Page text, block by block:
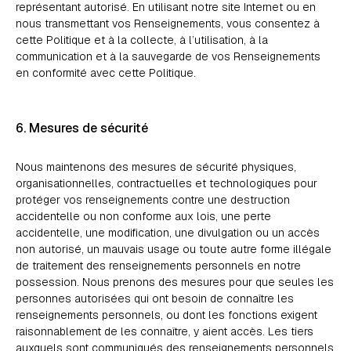
représentant autorisé. En utilisant notre site Internet ou en
nous transmettant vos Renseignements, vous consentez à
cette Politique et à la collecte, à l’utilisation, à la
communication et à la sauvegarde de vos Renseignements
en conformité avec cette Politique.
6. Mesures de sécurité
Nous maintenons des mesures de sécurité physiques,
organisationnelles, contractuelles et technologiques pour
protéger vos renseignements contre une destruction
accidentelle ou non conforme aux lois, une perte
accidentelle, une modification, une divulgation ou un accès
non autorisé, un mauvais usage ou toute autre forme illégale
de traitement des renseignements personnels en notre
possession. Nous prenons des mesures pour que seules les
personnes autorisées qui ont besoin de connaître les
renseignements personnels, ou dont les fonctions exigent
raisonnablement de les connaître, y aient accès. Les tiers
auxquels sont communiqués des renseignements personnels